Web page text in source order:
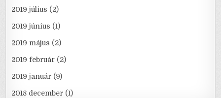
2019 július (2)
2019 június (1)
2019 május (2)
2019 február (2)
2019 január (9)
2018 december (1)